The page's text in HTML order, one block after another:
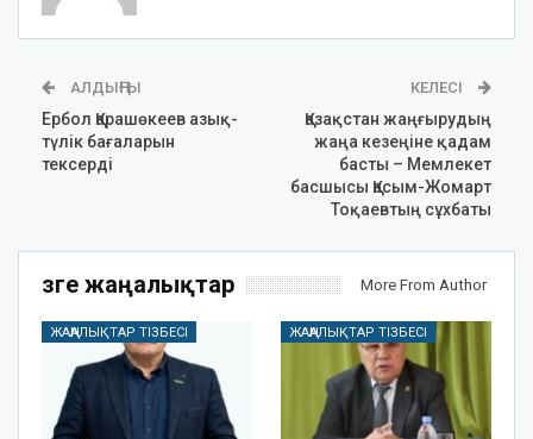
АЛДЫҢҒЫ
Ербол Қарашөкеев азық-
түлік бағаларын
тексерді
КЕЛЕСІ
Қазақстан жаңғырудың
жаңа кезеңіне қадам
басты – Мемлекет
басшысы Қасым-Жомарт
Тоқаевтың сұхбаты
Өзге жаңалықтар More From Author
ЖАҢАЛЫҚТАР ТІЗБЕСІ ЖАҢАЛЫҚТАР ТІЗБЕСІ